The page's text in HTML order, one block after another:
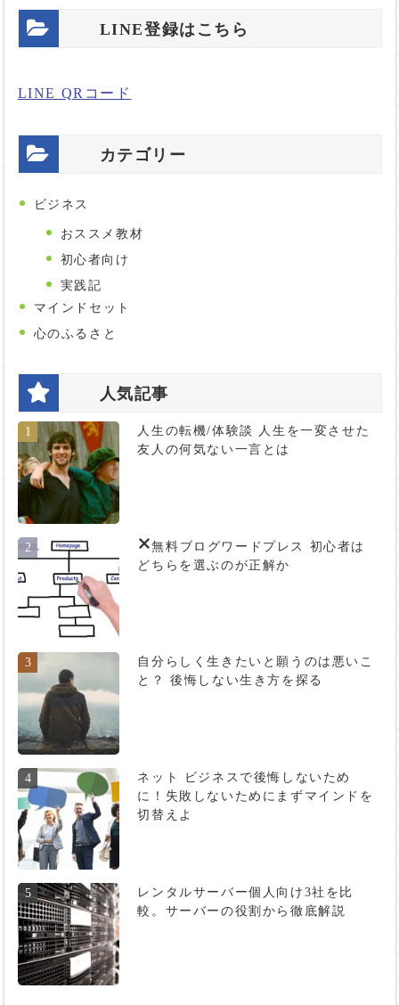
LINE登録はこちら
LINE QRコード
カテゴリー
ビジネス
おススメ教材
初心者向け
実践記
マインドセット
心のふるさと
人気記事
1
人生の転機/体験談 人生を一変させた
友人の何気ない一言とは
2 無料ブログ ワードプレス 初心者は
どちらを選ぶのが正解か
3
自分らしく生きたいと願うのは悪いこ
と？ 後悔しない生き方を探る
4
ネット ビジネスで後悔しないため
に！失敗しないためにまずマインドを
切替えよ
5
レンタルサーバー個人向け3社を比
較。サーバーの役割から徹底解説